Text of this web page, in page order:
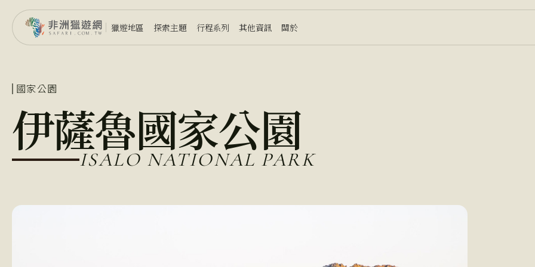
獵遊地區 探索主題 行程系列 其他資訊 關於
國家公園
伊薩魯國家公園
ISALO NATIONAL PARK